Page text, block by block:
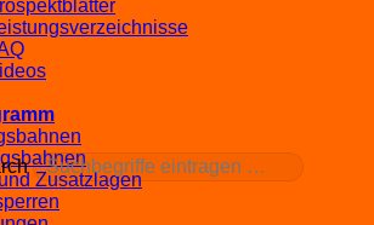
Zusatzlagen